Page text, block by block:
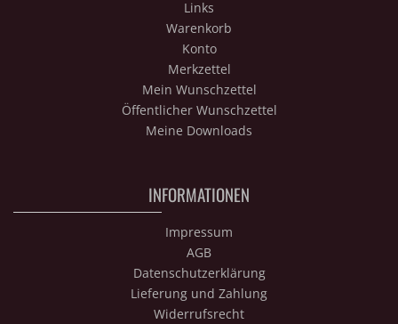
Links
Warenkorb
Konto
Merkzettel
Mein Wunschzettel
Öffentlicher Wunschzettel
Meine Downloads
INFORMATIONEN
Impressum
AGB
Datenschutzerklärung
Lieferung und Zahlung
Widerrufsrecht